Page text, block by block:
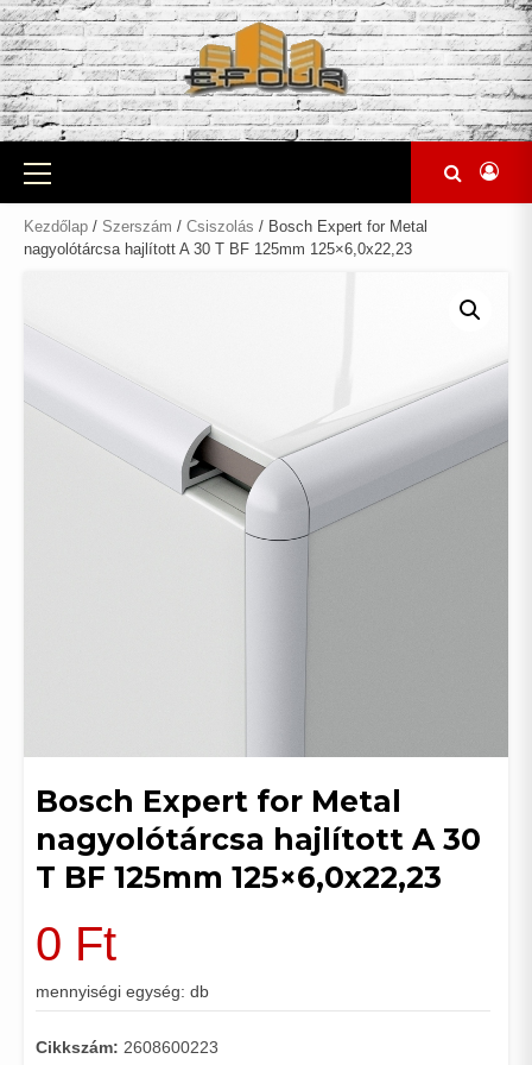
Skip
to
content
Primary
Menu
Kezdőlap / Szerszám / Csiszolás / Bosch Expert for Metal
nagyolótárcsa hajlított A 30 T BF 125mm 125×6,0x22,23
Bosch Expert for Metal
nagyolótárcsa hajlított A 30
T BF 125mm 125×6,0x22,23
0 Ft
mennyiségi egység: db
Cikkszám: 2608600223